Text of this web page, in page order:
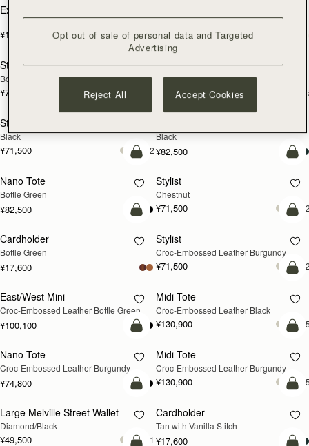
Exclusive Insiders Gift
¥16,500 +19¥100,100
カートに追加
Stylist
Bottle Green
¥71,500
Midi Tote
Burgundy/Navy/Vanilla
¥130,900
カートに追加
Stylist
Black
¥71,500 +2
Black
¥82,500
カートに追加
Nano Tote
Bottle Green
¥82,500
カ
Stylist
Chestnut
¥71,500
カートに追加
Cardholder
Bottle Green
¥17,600
カ
Stylist
Croc-Embossed Leather Burgundy
¥71,500
再入荷予定
East/West Mini
Croc-Embossed Leather Bottle Green
¥100,100
カ
Midi Tote
Croc-Embossed Leather Black
¥130,900
カートに追加
Nano Tote
Croc-Embossed Leather Burgundy
¥74,800
カ
Midi Tote
Croc-Embossed Leather Burgundy
¥130,900
カートに追加
Large Melville Street Wallet
Diamond/Black
¥49,500 +1
カ
Cardholder
Tan with Vanilla Stitch
¥17,600
Opt out of sale of personal data and Targeted
Advertising
Reject All Accept Cookies